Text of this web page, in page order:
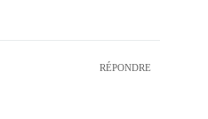
RÉPONDRE